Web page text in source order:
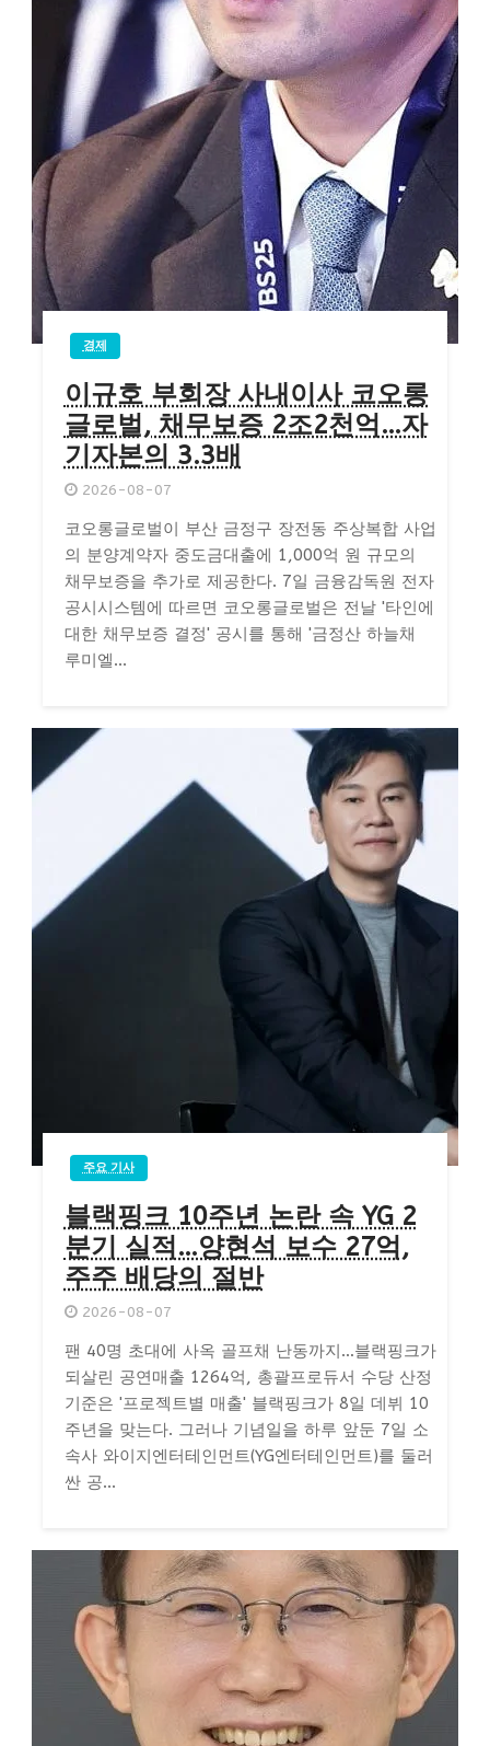
경제
이규호 부회장 사내이사 코오롱
글로벌, 채무보증 2조2천억…자
기자본의 3.3배
2026-08-07
코오롱글로벌이 부산 금정구 장전동 주상복합 사업
의 분양계약자 중도금대출에 1,000억 원 규모의
채무보증을 추가로 제공한다. 7일 금융감독원 전자
공시시스템에 따르면 코오롱글로벌은 전날 '타인에
대한 채무보증 결정' 공시를 통해 '금정산 하늘채
루미엘...
주요 기사
블랙핑크 10주년 논란 속 YG 2
분기 실적…양현석 보수 27억,
주주 배당의 절반
2026-08-07
팬 40명 초대에 사옥 골프채 난동까지…블랙핑크가
되살린 공연매출 1264억, 총괄프로듀서 수당 산정
기준은 '프로젝트별 매출' 블랙핑크가 8일 데뷔 10
주년을 맞는다. 그러나 기념일을 하루 앞둔 7일 소
속사 와이지엔터테인먼트(YG엔터테인먼트)를 둘러
싼 공...